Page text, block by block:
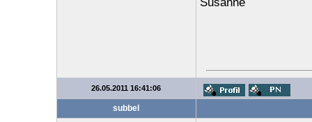
26.05.2011 16:41:06
subbel